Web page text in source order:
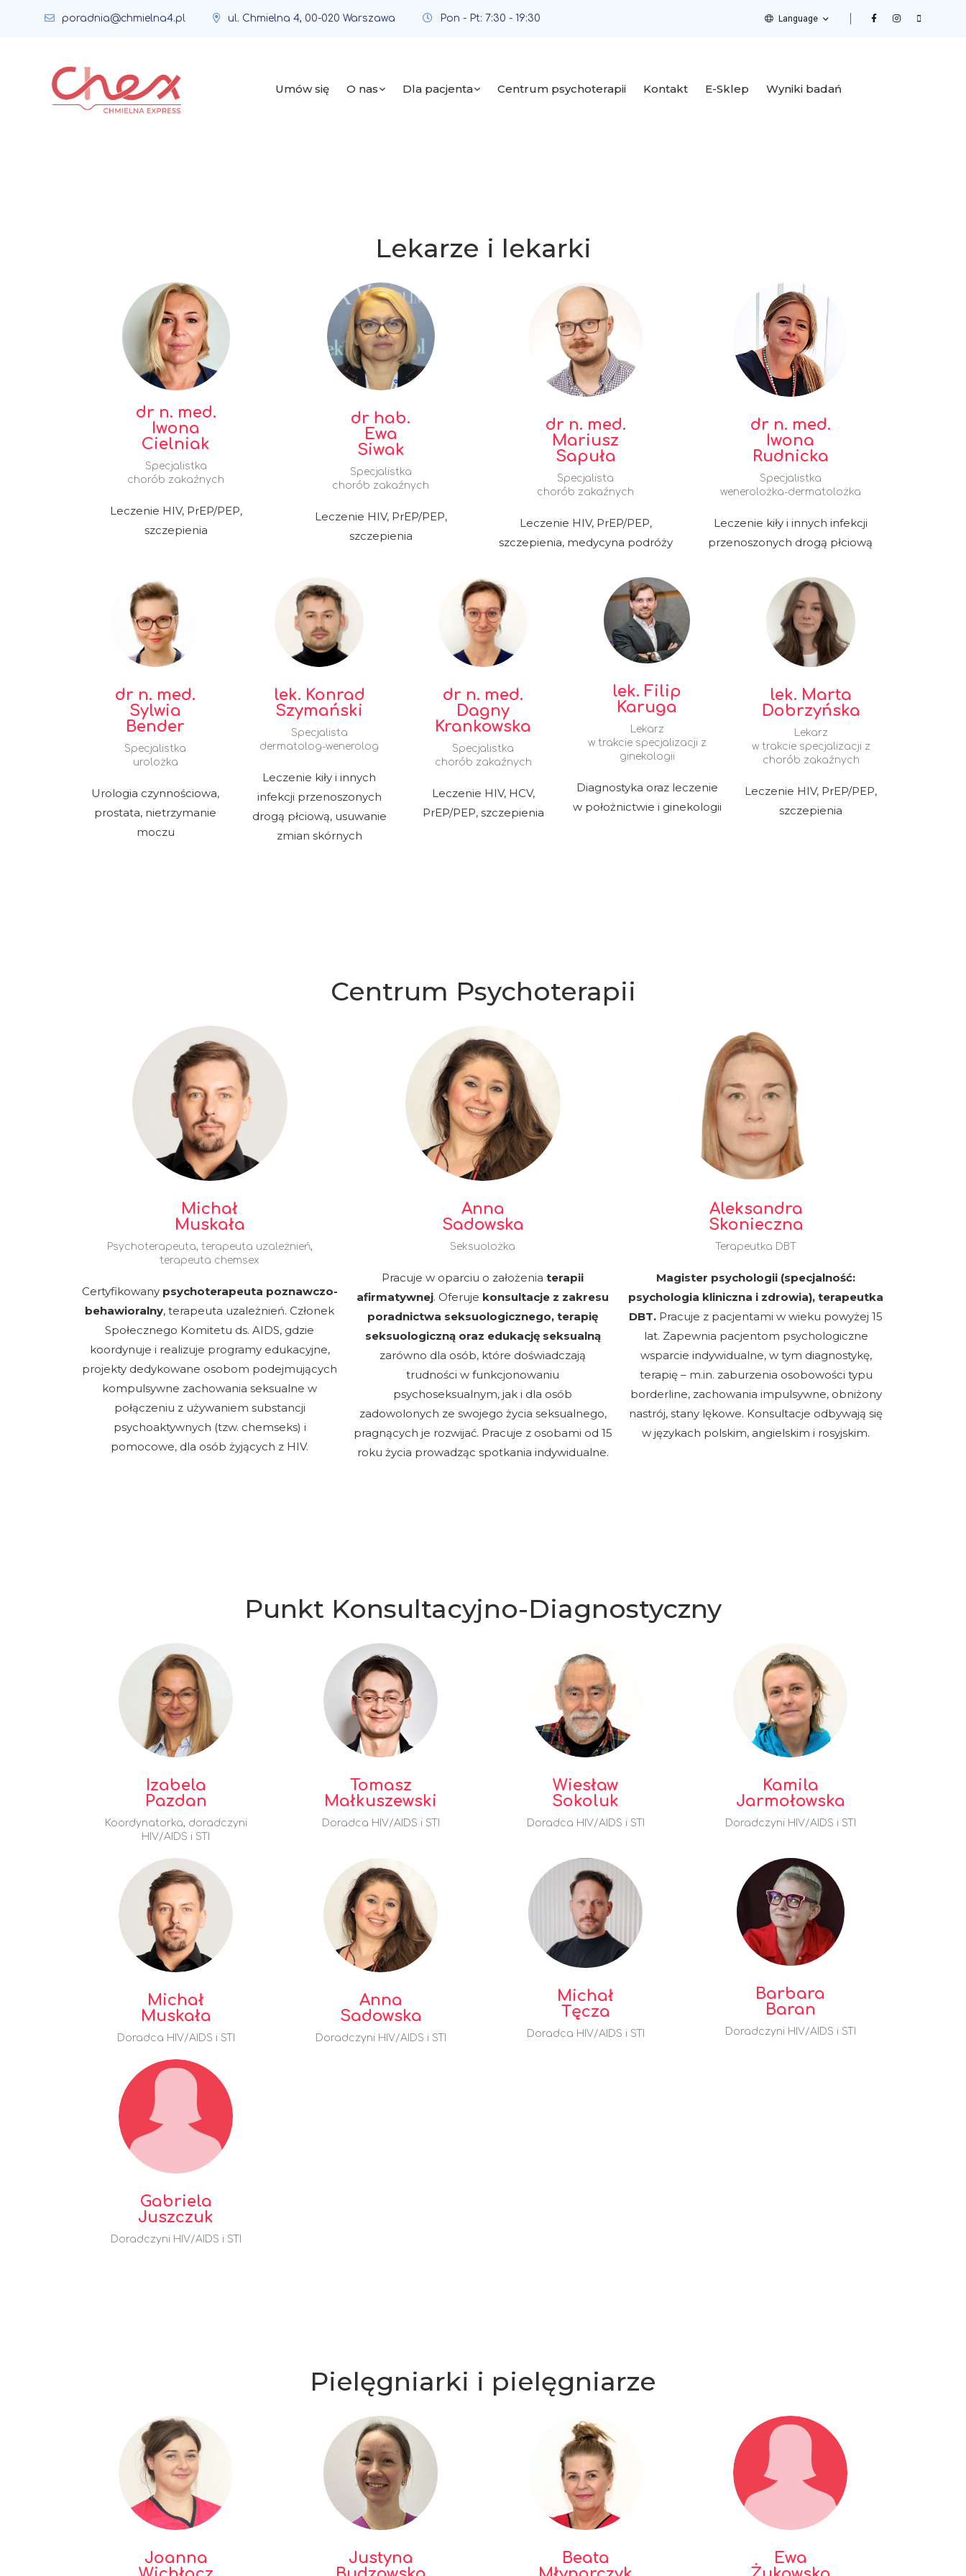
poradnia@chmielna4.pl ul. Chmielna 4, 00-020 Warszawa Pon - Pt: 7:30 - 19:30 Language
Umów się O nas Dla pacjenta Centrum psychoterapii Kontakt E-Sklep Wyniki badań
Lekarze i lekarki
dr n. med.
Iwona
Cielniak
Specjalistka
chorób zakaźnych
Leczenie HIV, PrEP/PEP,
szczepienia
dr hab.
Ewa
Siwak
Specjalistka
chorób zakaźnych
Leczenie HIV, PrEP/PEP,
szczepienia
dr n. med.
Mariusz
Sapuła
Specjalista
chorób zakaźnych
Leczenie HIV, PrEP/PEP,
szczepienia, medycyna podróży
dr n. med.
Iwona
Rudnicka
Specjalistka
wenerolożka-dermatolożka
Leczenie kiły i innych infekcji
przenoszonych drogą płciową
dr n. med.
Sylwia
Bender
Specjalistka
urolożka
Urologia czynnościowa,
prostata, nietrzymanie
moczu
lek. Konrad
Szymański
Specjalista
dermatolog-wenerolog
Leczenie kiły i innych
infekcji przenoszonych
drogą płciową, usuwanie
zmian skórnych
dr n. med.
Dagny
Krankowska
Specjalistka
chorób zakaźnych
Leczenie HIV, HCV,
PrEP/PEP, szczepienia
lek. Filip
Karuga
Lekarz
w trakcie specjalizacji z
ginekologii
Diagnostyka oraz leczenie
w położnictwie i ginekologii
lek. Marta
Dobrzyńska
Lekarz
w trakcie specjalizacji z
chorób zakaźnych
Leczenie HIV, PrEP/PEP,
szczepienia
Centrum Psychoterapii
Michał
Muskała
Psychoterapeuta, terapeuta uzależnień,
terapeuta chemsex
Certyfikowany psychoterapeuta poznawczo-
behawioralny, terapeuta uzależnień. Członek
Społecznego Komitetu ds. AIDS, gdzie
koordynuje i realizuje programy edukacyjne,
projekty dedykowane osobom podejmujących
kompulsywne zachowania seksualne w
połączeniu z używaniem substancji
psychoaktywnych (tzw. chemseks) i
pomocowe, dla osób żyjących z HIV.
Anna
Sadowska
Seksuolożka
Pracuje w oparciu o założeniaterapii
afirmatywnej. Oferuje konsultacje z zakresu
poradnictwa seksuologicznego, terapię
seksuologiczną oraz edukację seksualną
zarówno dla osób, które doświadczają
trudności w funkcjonowaniu
psychoseksualnym, jak i dla osób
zadowolonych ze swojego życia seksualnego,
pragnących je rozwijać. Pracuje z osobami od 15
roku życia prowadząc spotkania indywidualne.
Aleksandra
Skonieczna
Terapeutka DBT
Magister psychologii (specjalność:
psychologia kliniczna i zdrowia), terapeutka
DBT. Pracuje z pacjentami w wieku powyżej 15
lat. Zapewnia pacjentom psychologiczne
wsparcie indywidualne, w tym diagnostykę,
terapię – m.in. zaburzenia osobowości typu
borderline, zachowania impulsywne, obniżony
nastrój, stany lękowe. Konsultacje odbywają się
w językach polskim, angielskim i rosyjskim.
Punkt Konsultacyjno-Diagnostyczny
Izabela
Pazdan
Koordynatorka, doradczyni
HIV/AIDS i STI
Tomasz
Małkuszewski
Doradca HIV/AIDS i STI
Wiesław
Sokoluk
Doradca HIV/AIDS i STI
Kamila
Jarmołowska
Doradczyni HIV/AIDS i STI
Michał
Muskała
Doradca HIV/AIDS i STI
Anna
Sadowska
Doradczyni HIV/AIDS i STI
Michał
Tęcza
Doradca HIV/AIDS i STI
Barbara
Baran
Doradczyni HIV/AIDS i STI
Gabriela
Juszczuk
Doradczyni HIV/AIDS i STI
Pielęgniarki i pielęgniarze
Joanna
Justyna
Beata
Ewa